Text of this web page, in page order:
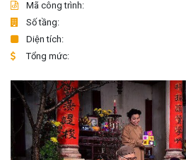
Mã công trình:
Số tầng:
Diện tích:
Tổng mức: